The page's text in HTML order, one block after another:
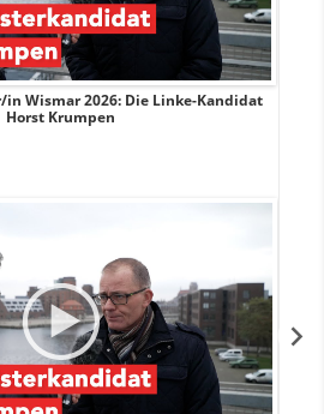
Wismar 2026: Die Linke-Kandidat
Horst Krumpen